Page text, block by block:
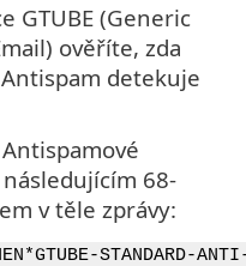
GTUBE (Generic
ověříte, zda
detekuje
68-
v těle zprávy:
STANDARD-